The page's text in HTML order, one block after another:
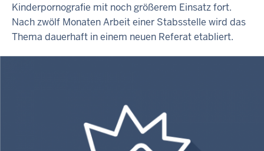
Kinderpornografie mit noch größerem Einsatz fort.
Nach zwölf Monaten Arbeit einer Stabsstelle wird das
Thema dauerhaft in einem neuen Referat etabliert.